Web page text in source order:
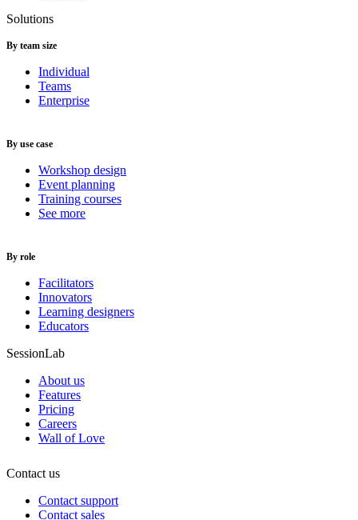
Solutions
By team size
Individual
Teams
Enterprise
By use case
Workshop design
Event planning
Training courses
See more
By role
Facilitators
Innovators
Learning designers
Educators
SessionLab
About us
Features
Pricing
Careers
Wall of Love
Contact us
Contact support
Contact sales